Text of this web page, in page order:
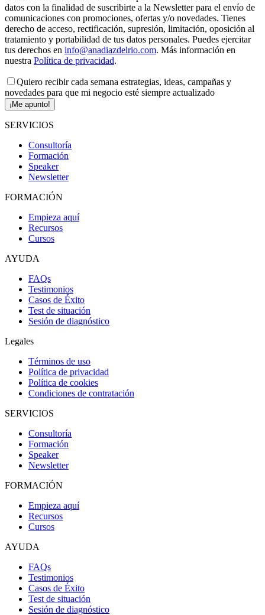
datos con la finalidad de suscribirte a la Newsletter para el envío de
comunicaciones con promociones, ofertas y/o novedades. Tienes
derecho de acceso, rectificación, supresión, limitación, oposición al
tratamiento y portabilidad de tus datos personales. Puedes ejercitar
tus derechos en info@anadiazdelrio.com. Más información en
nuestra Política de privacidad.
Quiero recibir cada semana estrategias, ideas, campañas y
novedades para que mi negocio esté siempre actualizado
¡Me apunto!
SERVICIOS
Consultoría
Formación
Speaker
Newsletter
FORMACIÓN
Empieza aquí
Recursos
Cursos
AYUDA
FAQs
Testimonios
Casos de Éxito
Test de situación
Sesión de diagnóstico
Legales
Términos de uso
Política de privacidad
Política de cookies
Condiciones de contratación
SERVICIOS
Consultoría
Formación
Speaker
Newsletter
FORMACIÓN
Empieza aquí
Recursos
Cursos
AYUDA
FAQs
Testimonios
Casos de Éxito
Test de situación
Sesión de diagnóstico